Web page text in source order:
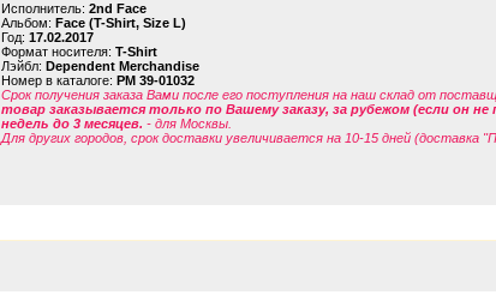
Исполнитель: 2nd Face
Альбом: Face (T-Shirt, Size L)
Год: 17.02.2017
Формат носителя: T-Shirt
Лэйбл: Dependent Merchandise
Номер в каталоге: PM 39-01032
Срок получения заказа Вами после его поступления на наш склад от
товар заказывается только по Вашему заказу, за рубежом (если он
недель до 3 месяцев. - для Москвы.
Для других городов, срок доставки увеличивается на 10-15 дней (доставка